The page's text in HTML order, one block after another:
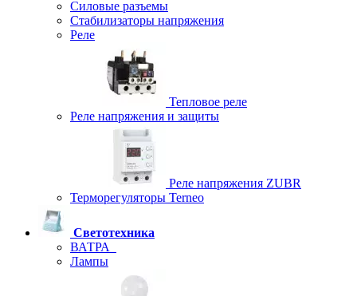
Силовые разъемы
Стабилизаторы напряжения
Реле
Тепловое реле
Реле напряжения и защиты
Реле напряжения ZUBR
Терморегуляторы Terneo
Светотехника
ВАТРА
Лампы